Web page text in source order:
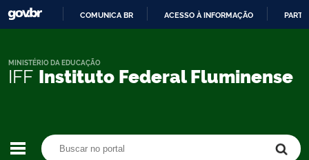
CONTEÚDO
COMUNICA BR ACESSO À INFORMAÇÃO
IFF Instituto Federal Fluminense
MINISTÉRIO DA EDUCAÇÃO